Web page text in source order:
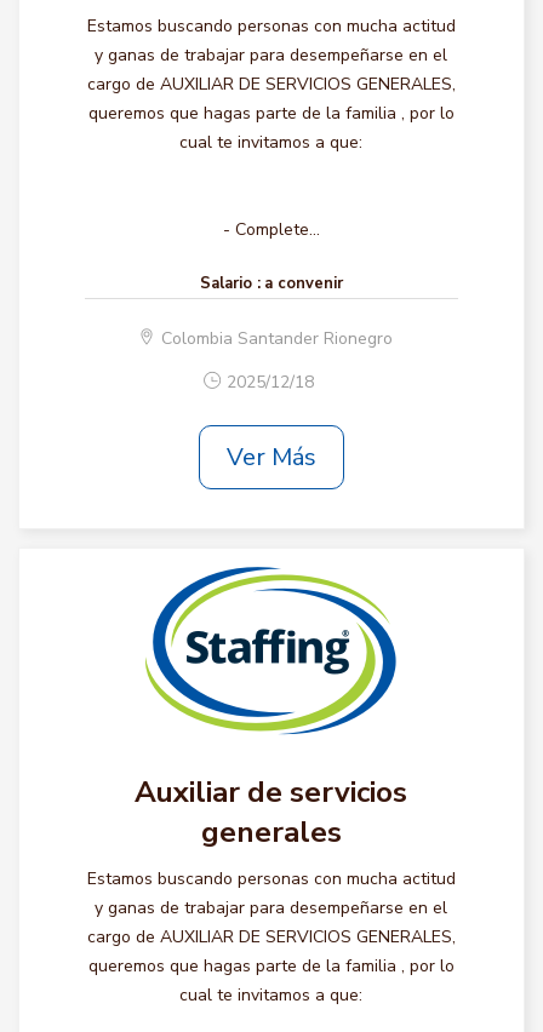
Estamos buscando personas con mucha actitud
y ganas de trabajar para desempeñarse en el
cargo de AUXILIAR DE SERVICIOS GENERALES,
queremos que hagas parte de la familia , por lo
cual te invitamos a que:
- Complete...
Salario : a convenir
Colombia Santander Rionegro
2025/12/18
Ver Más
Auxiliar de servicios
generales
Estamos buscando personas con mucha actitud
y ganas de trabajar para desempeñarse en el
cargo de AUXILIAR DE SERVICIOS GENERALES,
queremos que hagas parte de la familia , por lo
cual te invitamos a que: